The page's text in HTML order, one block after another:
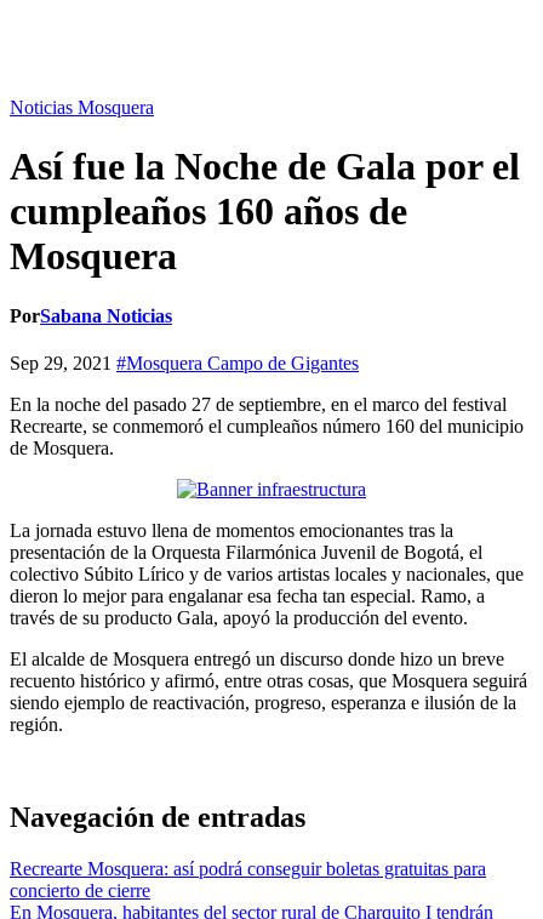
Noticias Mosquera
Así fue la Noche de Gala por el
cumpleaños 160 años de
Mosquera
PorSabana Noticias
Sep 29, 2021 #Mosquera Campo de Gigantes
En la noche del pasado 27 de septiembre, en el marco del festival
Recrearte, se conmemoró el cumpleaños número 160 del municipio
de Mosquera.
La jornada estuvo llena de momentos emocionantes tras la
presentación de la Orquesta Filarmónica Juvenil de Bogotá, el
colectivo Súbito Lírico y de varios artistas locales y nacionales, que
dieron lo mejor para engalanar esa fecha tan especial. Ramo, a
través de su producto Gala, apoyó la producción del evento.
El alcalde de Mosquera entregó un discurso donde hizo un breve
recuento histórico y afirmó, entre otras cosas, que Mosquera seguirá
siendo ejemplo de reactivación, progreso, esperanza e ilusión de la
región.
Navegación de entradas
Recrearte Mosquera: así podrá conseguir boletas gratuitas para
concierto de cierre
En Mosquera, habitantes del sector rural de Charquito I tendrán